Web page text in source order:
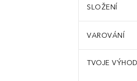
SLOŽENÍ
VAROVÁNÍ
TVOJE